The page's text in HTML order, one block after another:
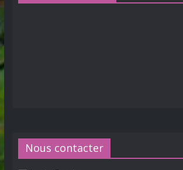
Nous contacter